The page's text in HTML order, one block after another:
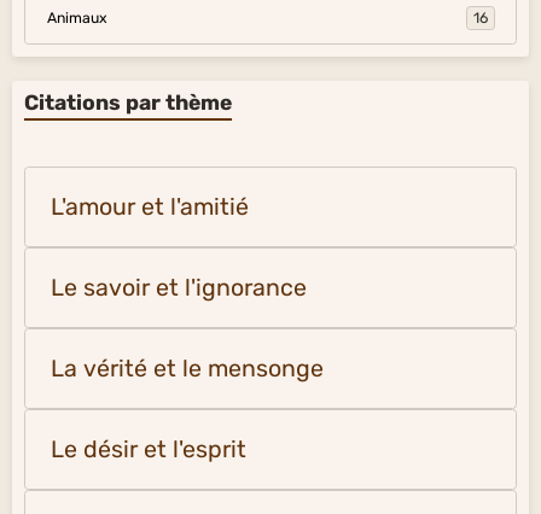
Animaux 16
Citations par thème
L'amour et l'amitié
Le savoir et l'ignorance
La vérité et le mensonge
Le désir et l'esprit